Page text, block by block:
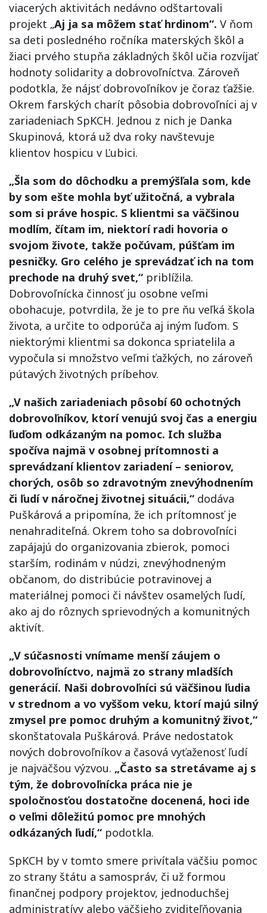
viacerých aktivitách nedávno odštartovali
projekt „Aj ja sa môžem stať hrdinom“. V ňom
sa deti posledného ročníka materských škôl a
žiaci prvého stupňa základných škôl učia rozvíjať
hodnoty solidarity a dobrovoľníctva. Zároveň
podotkla, že nájsť dobrovoľníkov je čoraz ťažšie.
Okrem farských charít pôsobia dobrovoľníci aj v
zariadeniach SpKCH. Jednou z nich je Danka
Skupinová, ktorá už dva roky navštevuje
klientov hospicu v Ľubici.
„Šla som do dôchodku a premýšľala som, kde
by som ešte mohla byť užitočná, a vybrala
som si práve hospic. S klientmi sa väčšinou
modlím, čítam im, niektorí radi hovoria o
svojom živote, takže počúvam, púšťam im
pesničky. Gro celého je sprevádzať ich na tom
prechode na druhý svet,“ priblížila.
Dobrovoľnícka činnosť ju osobne veľmi
obohacuje, potvrdila, že je to pre ňu veľká škola
života, a určite to odporúča aj iným ľuďom. S
niektorými klientmi sa dokonca spriatelila a
vypočula si množstvo veľmi ťažkých, no zároveň
pútavých životných príbehov.
„V našich zariadeniach pôsobí 60 ochotných
dobrovoľníkov, ktorí venujú svoj čas a energiu
ľuďom odkázaným na pomoc. Ich služba
spočíva najmä v osobnej prítomnosti a
sprevádzaní klientov zariadení – seniorov,
chorých, osôb so zdravotným znevýhodnením
či ľudí v náročnej životnej situácii,“ dodáva
Puškárová a pripomína, že ich prítomnosť je
nenahraditeľná. Okrem toho sa dobrovoľníci
zapájajú do organizovania zbierok, pomoci
starším, rodinám v núdzi, znevýhodneným
občanom, do distribúcie potravinovej a
materiálnej pomoci či návštev osamelých ľudí,
ako aj do rôznych sprievodných a komunitných
aktivít.
„V súčasnosti vnímame menší záujem o
dobrovoľníctvo, najmä zo strany mladších
generácií. Naši dobrovoľníci sú väčšinou ľudia
v strednom a vo vyššom veku, ktorí majú silný
zmysel pre pomoc druhým a komunitný život,“
skonštatovala Puškárová. Práve nedostatok
nových dobrovoľníkov a časová vyťaženosť ľudí
je najväčšou výzvou. „Často sa stretávame aj s
tým, že dobrovoľnícka práca nie je
spoločnosťou dostatočne docenená, hoci ide
o veľmi dôležitú pomoc pre mnohých
odkázaných ľudí,“ podotkla.
SpKCH by v tomto smere privítala väčšiu pomoc
zo strany štátu a samospráv, či už formou
finančnej podpory projektov, jednoduchšej
administratívy alebo väčšieho zviditeľňovania